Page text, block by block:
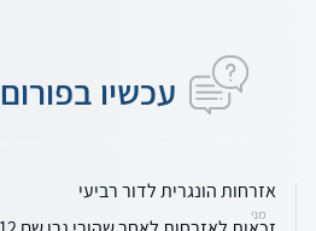
עכשיו בפורום
אזרחות הונגרית לדור רביעי
מני